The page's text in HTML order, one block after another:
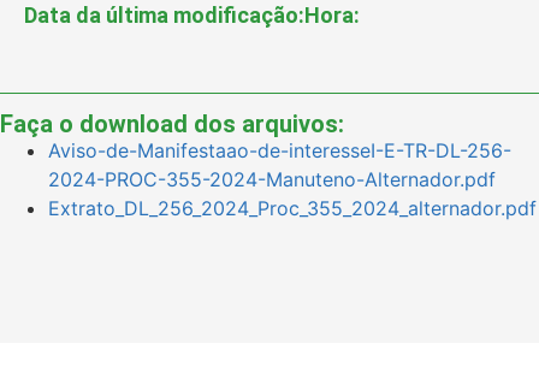
Data da última modificação:Hora:
Faça o download dos arquivos:
Aviso-de-Manifestaao-de-interesseI-E-TR-DL-256-
2024-PROC-355-2024-Manuteno-Alternador.pdf
Extrato_DL_256_2024_Proc_355_2024_alternador.pdf